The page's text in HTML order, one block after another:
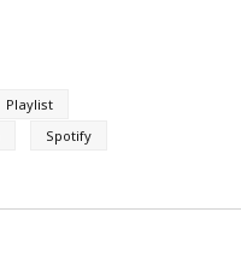
Playlist
Spotify